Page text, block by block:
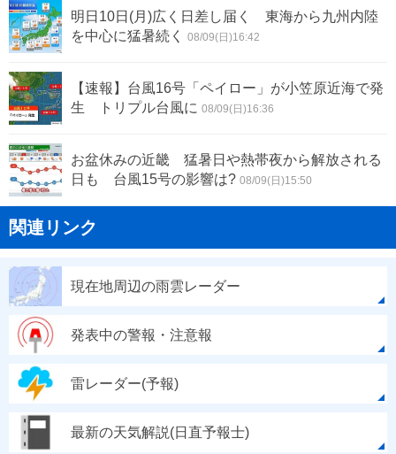
明日10日(月)広く日差し届く 東海から九州内陸
を中心に猛暑続く
08/09(日)16:42
【速報】台風16号「ペイロー」が小笠原近海で発
生 トリプル台風に 08/09(日)16:36
お盆休みの近畿 猛暑日や熱帯夜から解放される
日も 台風15号の影響は? 08/09(日)15:50
関連リンク
現在地周辺の雨雲レーダー
発表中の警報・注意報
雷レーダー(予報)
最新の天気解説(日直予報士)